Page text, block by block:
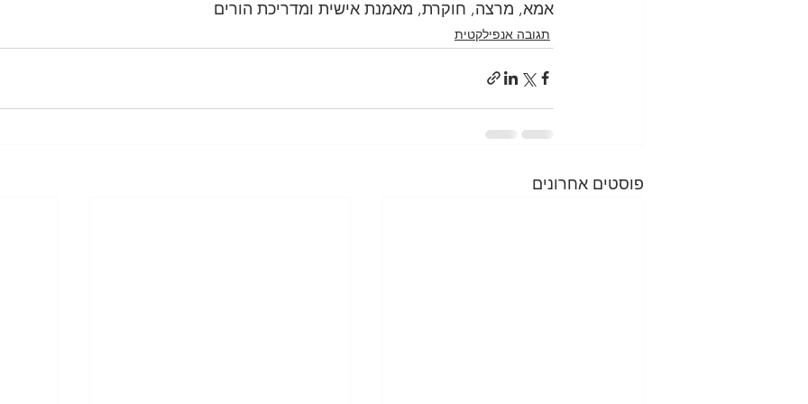
אמא, מרצה, חוקרת, מאמנת אישית ומדריכת הורים
תגובה אנפילקטית
פוסטים אחרונים